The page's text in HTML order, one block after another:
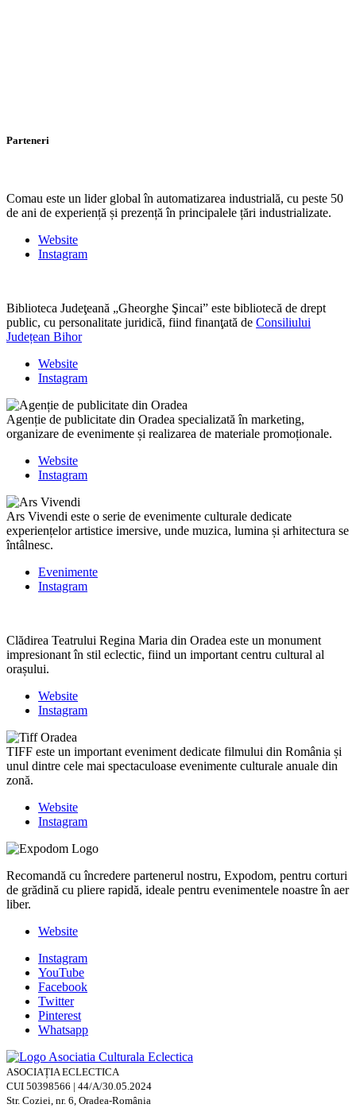
Parteneri
Comau este un lider global în automatizarea industrială, cu peste 50
de ani de experiență și prezență în principalele țări industrializate.
Website
Instagram
Biblioteca Judeţeană „Gheorghe Şincai” este bibliotecă de drept
public, cu personalitate juridică, fiind finanţată de Consiliului
Județean Bihor
Website
Instagram
Agenție de publicitate din Oradea specializată în marketing,
organizare de evenimente și realizarea de materiale promoționale.
Website
Instagram
Ars Vivendi este o serie de evenimente culturale dedicate
experiențelor artistice imersive, unde muzica, lumina și arhitectura se
întâlnesc.
Evenimente
Instagram
Clădirea Teatrului Regina Maria din Oradea este un monument
impresionant în stil eclectic, fiind un important centru cultural al
orașului.
Website
Instagram
TIFF este un important eveniment dedicate filmului din România și
unul dintre cele mai spectaculoase evenimente culturale anuale din
zonă.
Website
Instagram
Recomandă cu încredere partenerul nostru, Expodom, pentru corturi
de grădină cu pliere rapidă, ideale pentru evenimentele noastre în aer
liber.
Website
Instagram
YouTube
Facebook
Twitter
Pinterest
Whatsapp
ASOCIAȚIA ECLECTICA
CUI 50398566 | 44/A/30.05.2024
Str. Coziei, nr. 6, Oradea-România